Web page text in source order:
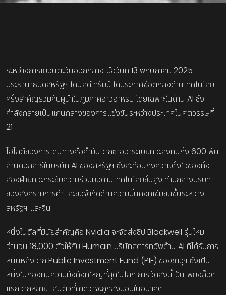
ระหว่างการเยือนตะวันออกกลางเมื่อวันที่ 13 พฤษภาคม 2025
ประธานาธิบดีสหรัฐฯ โดนัลด์ ทรัมป์ ได้ประกาศข้อตกลงด้านเทคโนโลยี
ครั้งสำคัญร่วมกับผู้นำในภูมิภาคอ่าวอาหรับ โดยเฉพาะในด้าน AI ซึ่ง
กำลังกลายเป็นแกนกลางของการแข่งขันระหว่างประเทศในศตวรรษที่
21
ไฮไลต์ของการเดินทางคือคำมั่นจากซาอุิอาระเบียที่จะลงทุนถึง 600 พัน
ล้านดอลลาร์ในบริษัท AI ของสหรัฐฯ ซึ่งสะท้อนถึงความตั้งใจของทั้ง
สองฝ่ายที่จะกระชับความร่วมมือด้านเทคโนโลยีขั้นสูง ท่ามกลางบริบท
ของสงครามการค้าและข้อจำกัดด้านความมั่นคงที่เข้มข้นขึ้นระหว่าง
สหรัฐฯ และจีน
หนึ่งในดีลที่มีนัยสำคัญคือ Nvidia จะจัดส่งชิป Blackwell รุ่นใหม่
จำนวน 18,000 ตัวให้กับ Humain บริษัทสตาร์ทอัพด้าน AI ที่ได้รับการ
หนุนหลังจาก Public Investment Fund (PIF) ของซาอุฯ ซึ่งเป็น
หนึ่งในกองทุนความมั่งคั่งที่ใหญ่ที่สุดในโลก การจัดส่งนี้เป็นเพียงล็อต
แรกจากหลายแสนตัวที่คาดว่าจะถูกส่งมอบในอนาคต